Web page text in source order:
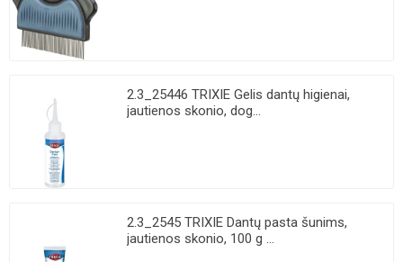
2.3_25446 TRIXIE Gelis dantų higienai,
jautienos skonio, dog...
2.3_2545 TRIXIE Dantų pasta šunims,
jautienos skonio, 100 g ...